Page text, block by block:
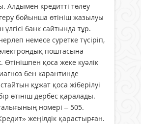
Алдымен кредитті төлеу
бойынша өтініш жа­зылуы
үлгісі банк сайтында тұр.
не­месе суретке түсіріп,
поштасына
Өтінішпен қоса жеке куәлік
бен карантинде
құжат қоса жіберілуі
өтініш дербес қаралады.
номері – 505.
жеңілдік қарастырған.